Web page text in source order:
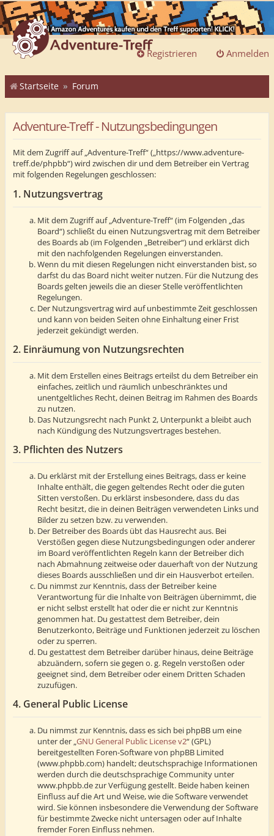
Anmelden
Registrieren
Startseite Forum
Adventure-Treff - Nutzungsbedingungen
Mit dem Zugriff auf „Adventure-Treff“ („https://www.adventure-
treff.de/phpbb“) wird zwischen dir und dem Betreiber ein Vertrag
mit folgenden Regelungen geschlossen:
1. Nutzungsvertrag
Mit dem Zugriff auf „Adventure-Treff“ (im Folgenden „das
Board“) schließt du einen Nutzungsvertrag mit dem Betreiber
des Boards ab (im Folgenden „Betreiber“) und erklärst dich
mit den nachfolgenden Regelungen einverstanden.
Wenn du mit diesen Regelungen nicht einverstanden bist, so
darfst du das Board nicht weiter nutzen. Für die Nutzung des
Boards gelten jeweils die an dieser Stelle veröffentlichten
Regelungen.
Der Nutzungsvertrag wird auf unbestimmte Zeit geschlossen
und kann von beiden Seiten ohne Einhaltung einer Frist
jederzeit gekündigt werden.
2. Einräumung von Nutzungsrechten
Mit dem Erstellen eines Beitrags erteilst du dem Betreiber ein
einfaches, zeitlich und räumlich unbeschränktes und
unentgeltliches Recht, deinen Beitrag im Rahmen des Boards
zu nutzen.
Das Nutzungsrecht nach Punkt 2, Unterpunkt a bleibt auch
nach Kündigung des Nutzungsvertrages bestehen.
3. Pflichten des Nutzers
Du erklärst mit der Erstellung eines Beitrags, dass er keine
Inhalte enthält, die gegen geltendes Recht oder die guten
Sitten verstoßen. Du erklärst insbesondere, dass du das
Recht besitzt, die in deinen Beiträgen verwendeten Links und
Bilder zu setzen bzw. zu verwenden.
Der Betreiber des Boards übt das Hausrecht aus. Bei
Verstößen gegen diese Nutzungsbedingungen oder anderer
im Board veröffentlichten Regeln kann der Betreiber dich
nach Abmahnung zeitweise oder dauerhaft von der Nutzung
dieses Boards ausschließen und dir ein Hausverbot erteilen.
Du nimmst zur Kenntnis, dass der Betreiber keine
Verantwortung für die Inhalte von Beiträgen übernimmt, die
er nicht selbst erstellt hat oder die er nicht zur Kenntnis
genommen hat. Du gestattest dem Betreiber, dein
Benutzerkonto, Beiträge und Funktionen jederzeit zu löschen
oder zu sperren.
Du gestattest dem Betreiber darüber hinaus, deine Beiträge
abzuändern, sofern sie gegen o. g. Regeln verstoßen oder
geeignet sind, dem Betreiber oder einem Dritten Schaden
zuzufügen.
4. General Public License
Du nimmst zur Kenntnis, dass es sich bei phpBB um eine
unter der „GNU General Public License v2“ (GPL)
bereitgestellten Foren-Software von phpBB Limited
(www.phpbb.com) handelt; deutschsprachige Informationen
werden durch die deutschsprachige Community unter
www.phpbb.de zur Verfügung gestellt. Beide haben keinen
Einfluss auf die Art und Weise, wie die Software verwendet
wird. Sie können insbesondere die Verwendung der Software
für bestimmte Zwecke nicht untersagen oder auf Inhalte
fremder Foren Einfluss nehmen.